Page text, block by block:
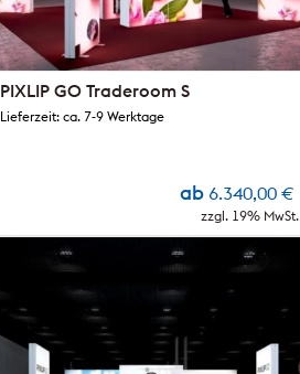
PIXLIP GO Traderoom S
ab 6.340,00 €
zzgl. 19% MwSt.
Lieferzeit: ca. 7-9 Werktage